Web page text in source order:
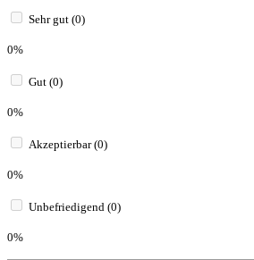
Sehr gut (0)
0%
Gut (0)
0%
Akzeptierbar (0)
0%
Unbefriedigend (0)
0%